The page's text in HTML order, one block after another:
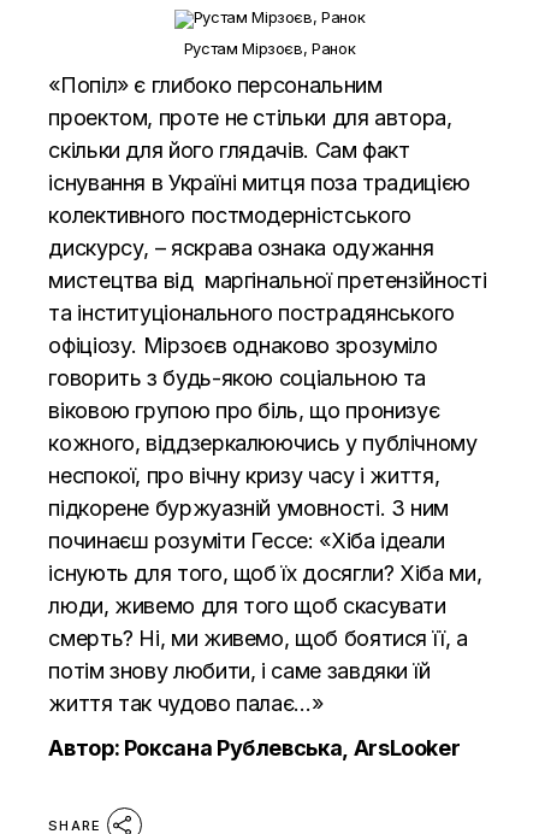
Рустам Мірзоєв, Ранок
«Попіл» є глибоко персональним
проектом, проте не стільки для автора,
скільки для його глядачів. Сам факт
існування в Україні митця поза традицією
колективного постмодерністського
дискурсу, – яскрава ознака одужання
мистецтва від маргінальної претензійності
та інституціонального пострадянського
офіціозу. Мірзоєв однаково зрозуміло
говорить з будь-якою соціальною та
віковою групою про біль, що пронизує
кожного, віддзеркалюючись у публічному
неспокої, про вічну кризу часу і життя,
підкорене буржуазній умовності. З ним
починаєш розуміти Гессе: «Хіба ідеали
існують для того, щоб їх досягли? Хіба ми,
люди, живемо для того щоб скасувати
смерть? Ні, ми живемо, щоб боятися її, а
потім знову любити, і саме завдяки їй
життя так чудово палає…»
Автор: Роксана Рублевська, ArsLooker
SHARE